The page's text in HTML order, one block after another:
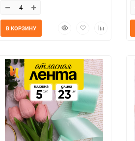
БыстрыйДобавитьДобавить
В КОРЗИНУ